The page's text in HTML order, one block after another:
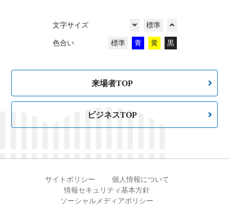
文字サイズ 標準
色合い 標準 青 黄 黒
来場者TOP
ビジネスTOP
サイトポリシー
個人情報について
情報セキュリティ基本方針
ソーシャルメディアポリシー